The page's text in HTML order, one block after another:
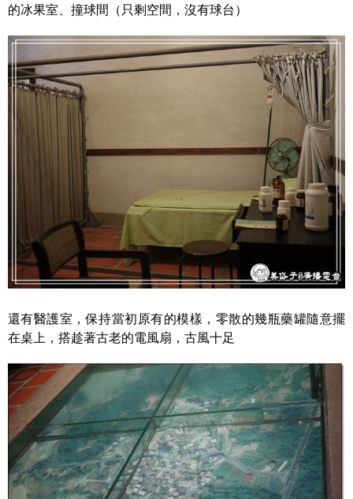
的冰果室、撞球間（只剩空間，沒有球台）
還有醫護室，保持當初原有的模樣，零散的幾瓶藥罐隨意擺
在桌上，搭趁著古老的電風扇，古風十足